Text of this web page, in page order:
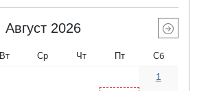
Август 2026
Вт Ср Чт Пт Сб
1